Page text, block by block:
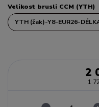
Velikost brusli CCM (YTH)
2
1